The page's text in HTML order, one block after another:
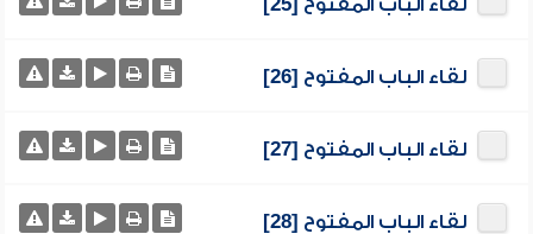
لقاء الباب المفتوح [25]
لقاء الباب المفتوح [26]
لقاء الباب المفتوح [27]
لقاء الباب المفتوح [28]